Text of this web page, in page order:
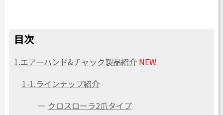
目次
1.エアーハンド&チャック製品紹介 NEW
1-1.ラインナップ紹介
― クロスローラ2爪タイプ